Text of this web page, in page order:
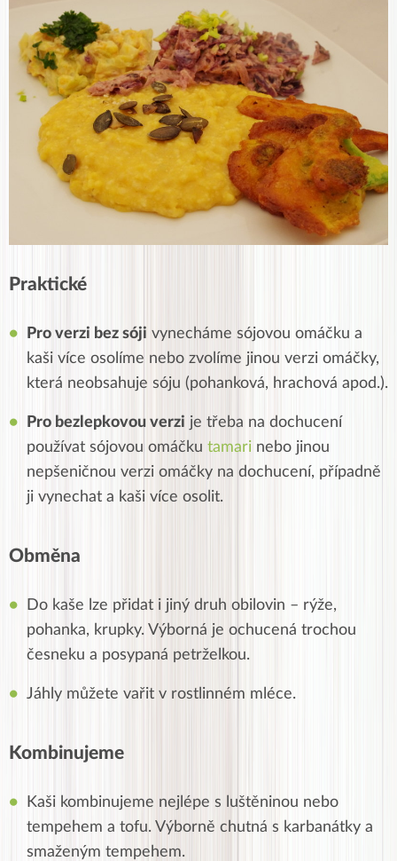
Praktické
Pro verzi bez sóji vynecháme sójovou omáčku a
kaši více osolíme nebo zvolíme jinou verzi omáčky,
která neobsahuje sóju (pohanková, hrachová apod.).
Pro bezlepkovou verzi je třeba na dochucení
používat sójovou omáčku tamari nebo jinou
nepšeničnou verzi omáčky na dochucení, případně
ji vynechat a kaši více osolit.
Obměna
Do kaše lze přidat i jiný druh obilovin – rýže,
pohanka, krupky. Výborná je ochucená trochou
česneku a posypaná petrželkou.
Jáhly můžete vařit v rostlinném mléce.
Kombinujeme
Kaši kombinujeme nejlépe s luštěninou nebo
tempehem a tofu. Výborně chutná s karbanátky a
smaženým tempehem.